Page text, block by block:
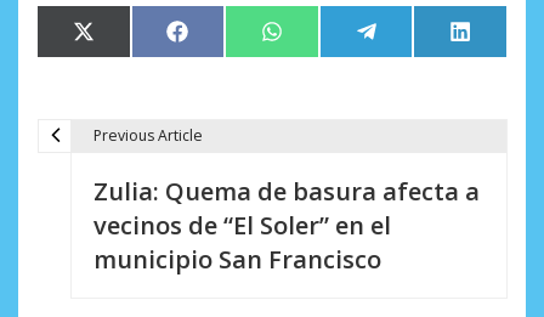
Compartir
en
X
(Twitter)
Compartir
en
Facebook Compartir
en
WhatsApp Compartir
en
Telegram
en
LinkedIn
Previous Article
Zulia: Quema de basura afecta a
vecinos de “El Soler” en el
municipio San Francisco